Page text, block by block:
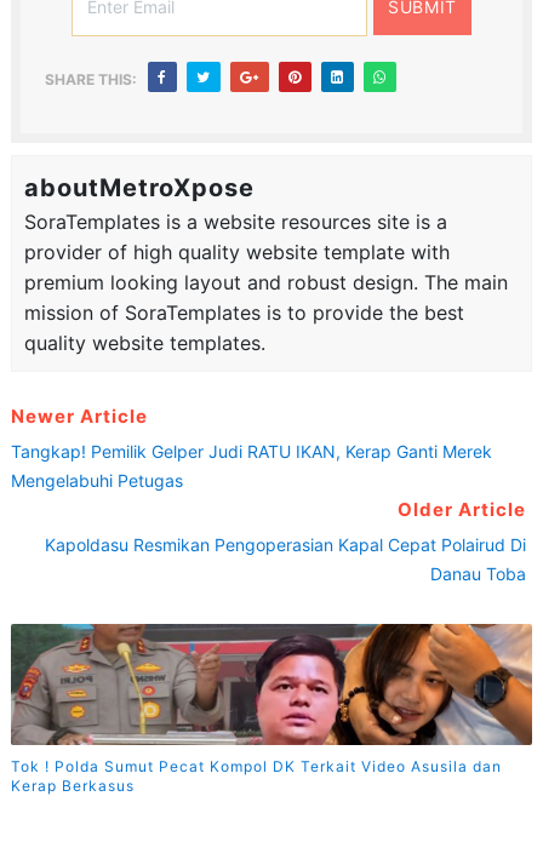
SHARE THIS:
aboutMetroXpose
SoraTemplates is a website resources site is a
provider of high quality website template with
premium looking layout and robust design. The main
mission of SoraTemplates is to provide the best
quality website templates.
Newer Article
Tangkap! Pemilik Gelper Judi RATU IKAN, Kerap Ganti Merek
Mengelabuhi Petugas
Older Article
Kapoldasu Resmikan Pengoperasian Kapal Cepat Polairud Di
Danau Toba
Tok ! Polda Sumut Pecat Kompol DK Terkait Video Asusila dan
Kerap Berkasus